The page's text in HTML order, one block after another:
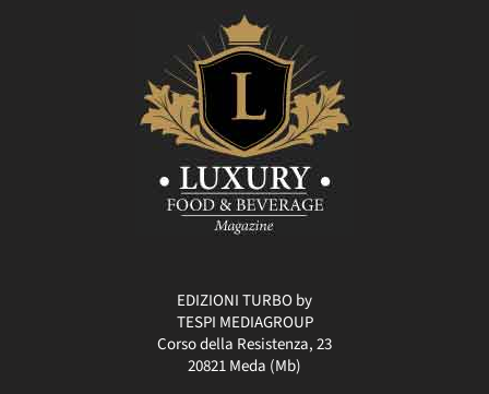
EDIZIONI TURBO by
TESPI MEDIAGROUP
Corso della Resistenza, 23
20821 Meda (Mb)